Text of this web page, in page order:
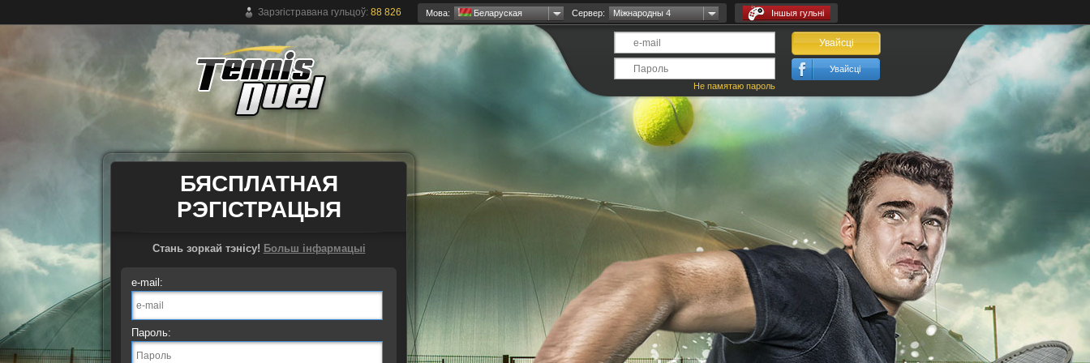
Зарэгістравана гульцоў: 88 826 Мова: Беларуская Сервер: Міжнародны 4 Іншыя гульні
Не памятаю пароль
Увайсці
Увайсці
БЯСПЛАТНАЯ
РЭГІСТРАЦЫЯ
Стань зоркай тэнісу! Больш інфармацыі
e-mail:
Пароль: